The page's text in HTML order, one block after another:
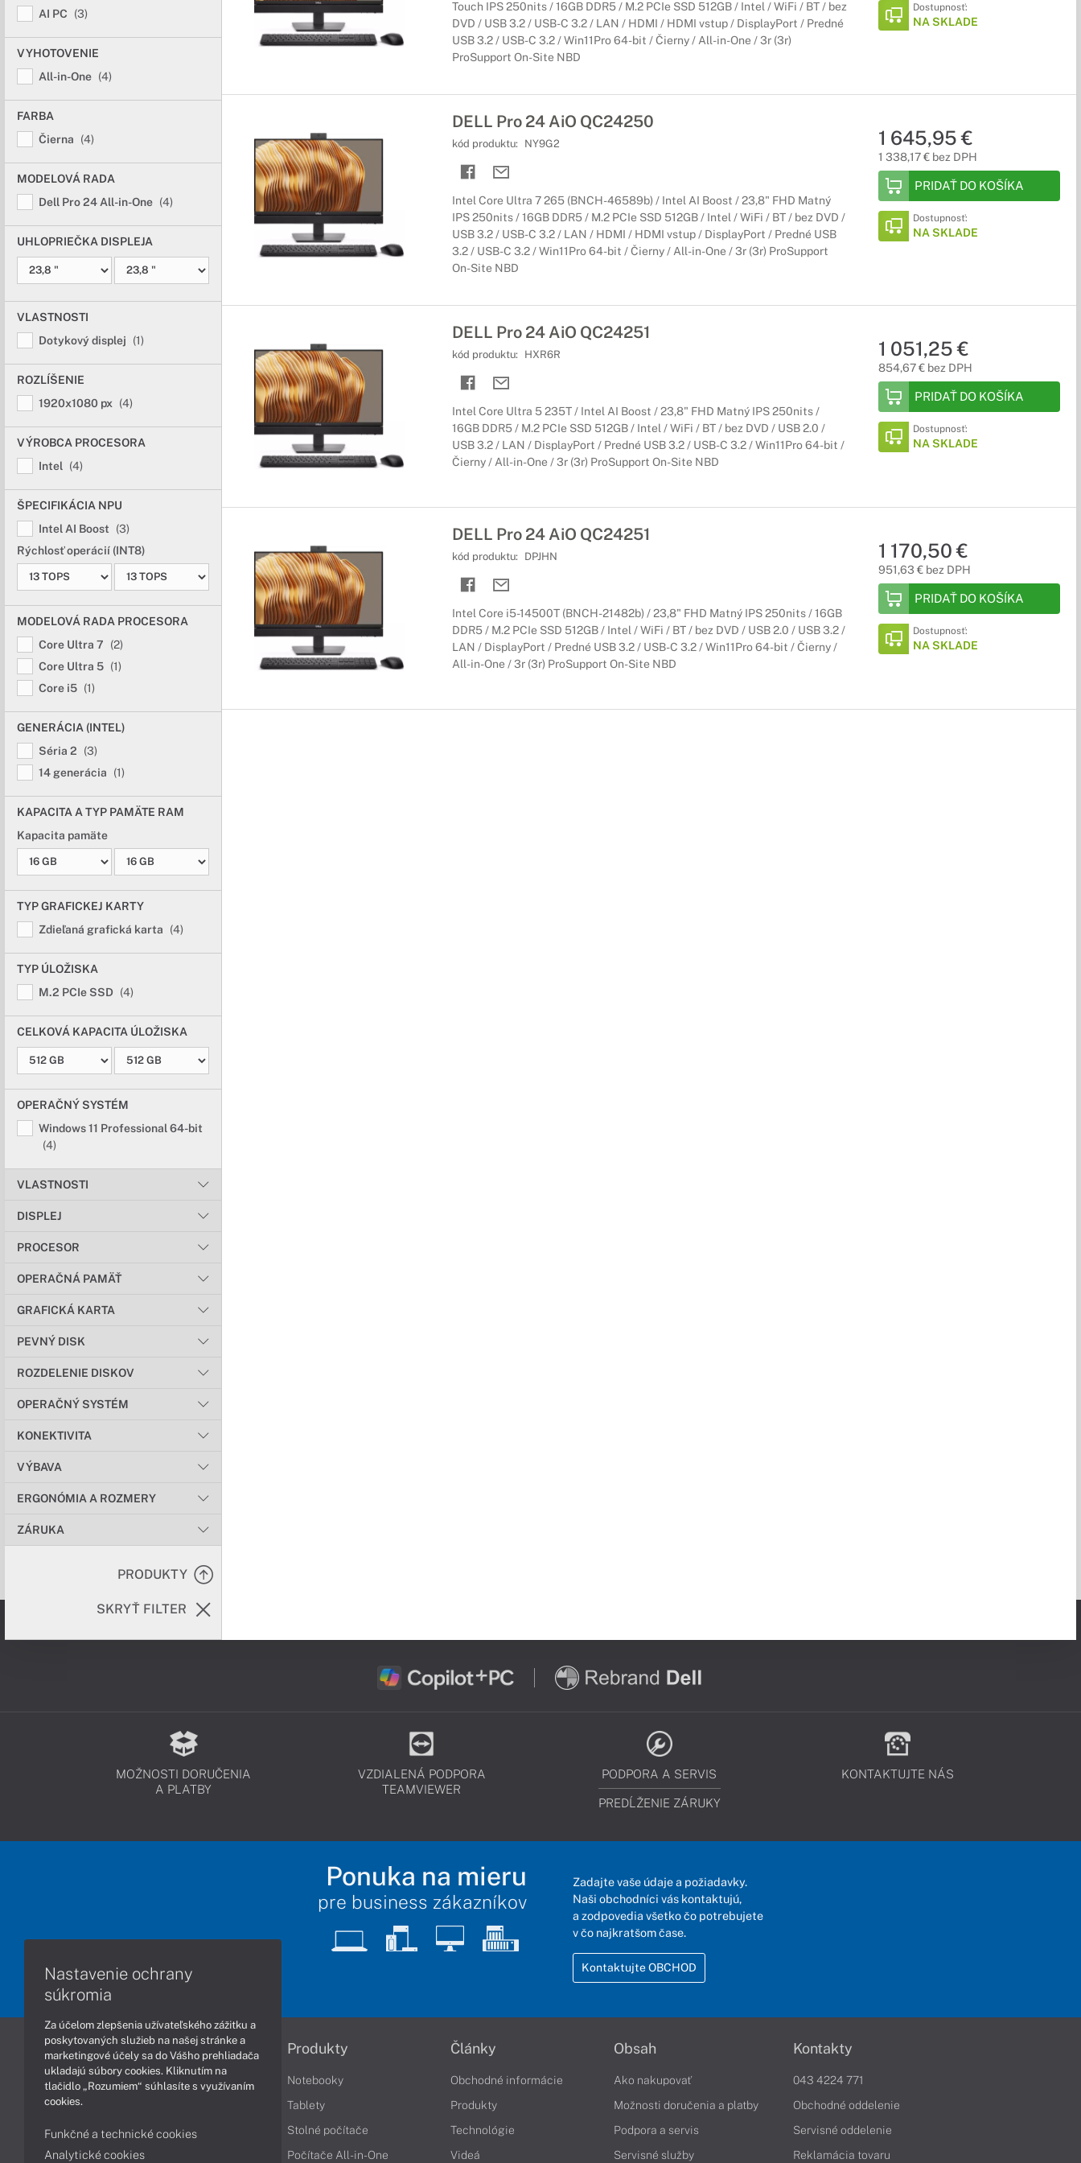
AI PC
(3)
VYHOTOVENIE
All-in-One (4)
FARBA
Čierna
(4)
MODELOVÁ RADA
Dell Pro 24 All-in-One (4)
UHLOPRIEČKA DISPLEJA
VLASTNOSTI
Dotykový displej
(1)
ROZLÍŠENIE
1920x1080 px
(4)
VÝROBCA PROCESORA
Intel
(4)
ŠPECIFIKÁCIA NPU
Intel AI Boost
(3)
Rýchlosť operácií (INT8)
MODELOVÁ RADA PROCESORA
Core Ultra 7
(2)
Core Ultra 5 (1)
Core i5 (1)
GENERÁCIA (INTEL)
Séria 2
(3)
14 generácia
(1)
KAPACITA A TYP PAMÄTE RAM
Kapacita pamäte
TYP GRAFICKEJ KARTY
Zdieľaná grafická karta
(4)
TYP ÚLOŽISKA
M.2 PCIe SSD (4)
CELKOVÁ KAPACITA ÚLOŽISKA
OPERAČNÝ SYSTÉM
Windows 11 Professional 64-bit
(4)
VLASTNOSTI
DISPLEJ
PROCESOR
OPERAČNÁ PAMÄŤ
GRAFICKÁ KARTA
PEVNÝ DISK
ROZDELENIE DISKOV
OPERAČNÝ SYSTÉM
KONEKTIVITA
VÝBAVA
ERGONÓMIA A ROZMERY
ZÁRUKA
PRODUKTY
SKRYŤ FILTER
Touch IPS 250nits / 16GB DDR5 / M.2 PCIe SSD 512GB / Intel / WiFi / BT / bez
DVD / USB 3.2 / USB-C 3.2 / LAN / HDMI / HDMI vstup / DisplayPort / Predné
USB 3.2 / USB-C 3.2 / Win11Pro 64-bit / Čierny / All-in-One / 3r (3r)
ProSupport On-Site NBD
Dostupnosť:
NA SKLADE
DELL Pro 24 AiO QC24250
kód produktu: NY9G2
Intel Core Ultra 7 265 (BNCH-46589b) / Intel AI Boost / 23,8" FHD Matný
IPS 250nits / 16GB DDR5 / M.2 PCIe SSD 512GB / Intel / WiFi / BT / bez DVD /
USB 3.2 / USB-C 3.2 / LAN / HDMI / HDMI vstup / DisplayPort / Predné USB
3.2 / USB-C 3.2 / Win11Pro 64-bit / Čierny / All-in-One / 3r (3r) ProSupport
On-Site NBD
1 645,95 €
1 338,17 € bez DPH
PRIDAŤ DO KOŠÍKA
Dostupnosť:
NA SKLADE
DELL Pro 24 AiO QC24251
kód produktu: HXR6R
Intel Core Ultra 5 235T / Intel AI Boost / 23,8" FHD Matný IPS 250nits /
16GB DDR5 / M.2 PCIe SSD 512GB / Intel / WiFi / BT / bez DVD / USB 2.0 /
USB 3.2 / LAN / DisplayPort / Predné USB 3.2 / USB-C 3.2 / Win11Pro 64-bit /
Čierny / All-in-One / 3r (3r) ProSupport On-Site NBD
1 051,25 €
854,67 € bez DPH
PRIDAŤ DO KOŠÍKA
Dostupnosť:
NA SKLADE
DELL Pro 24 AiO QC24251
kód produktu: DPJHN
Intel Core i5-14500T (BNCH-21482b) / 23,8" FHD Matný IPS 250nits / 16GB
DDR5 / M.2 PCIe SSD 512GB / Intel / WiFi / BT / bez DVD / USB 2.0 / USB 3.2 /
LAN / DisplayPort / Predné USB 3.2 / USB-C 3.2 / Win11Pro 64-bit / Čierny /
All-in-One / 3r (3r) ProSupport On-Site NBD
1 170,50 €
951,63 € bez DPH
PRIDAŤ DO KOŠÍKA
Dostupnosť:
NA SKLADE
MOŽNOSTI DORUČENIA
A PLATBY
VZDIALENÁ PODPORA
TEAMVIEWER
PODPORA A SERVIS
PREDĹŽENIE ZÁRUKY
KONTAKTUJTE NÁS
Ponuka na mieru
pre business zákazníkov
Zadajte vaše údaje a požiadavky.
Naši obchodníci vás kontaktujú,
a zodpovedia všetko čo potrebujete
v čo najkratšom čase.
Kontaktujte OBCHOD
Informácie
Obchodné podmienky
Ochrana osobných údajov
Vrátenie tovaru
Produkty
Notebooky
Tablety
Stolné počítače
Počítače All-in-One
Články
Obchodné informácie
Produkty
Technológie
Videá
Obsah
Ako nakupovať
Možnosti doručenia a platby
Podpora a servis
Servisné služby
Kontakty
043 4224 771
Obchodné oddelenie
Servisné oddelenie
Reklamácia tovaru
Nastavenie ochrany
súkromia
Za účelom zlepšenia užívateľského zážitku a
poskytovaných služieb na našej stránke a
marketingové účely sa do Vášho prehliadača
ukladajú súbory cookies. Kliknutím na
tlačidlo „Rozumiem“ súhlasíte s využívaním
cookies.
Funkčné a technické cookies
Analytické cookies